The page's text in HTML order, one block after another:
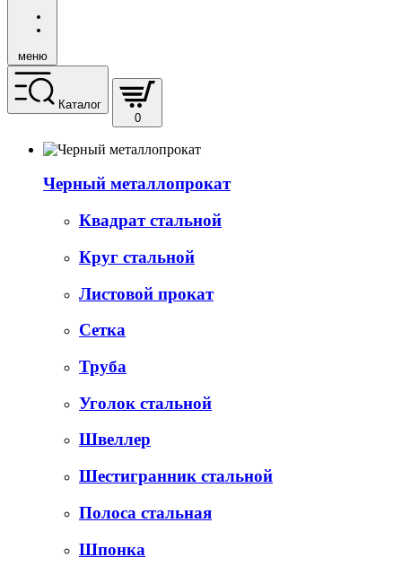
меню
Каталог
0
Черный металлопрокат
Квадрат стальной
Круг стальной
Листовой прокат
Сетка
Труба
Уголок стальной
Швеллер
Шестигранник стальной
Полоса стальная
Шпонка